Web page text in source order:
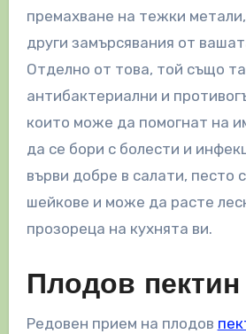
премахване на тежки
други замърсявания от
Отделно от това, той също
антибактериални и
които може да помогнат на
да се бори с болести и
върви добре в салати, песто
шейкове и може да расте
прозореца на кухнята ви.
Плодов пектин
Редовен прием на плодов